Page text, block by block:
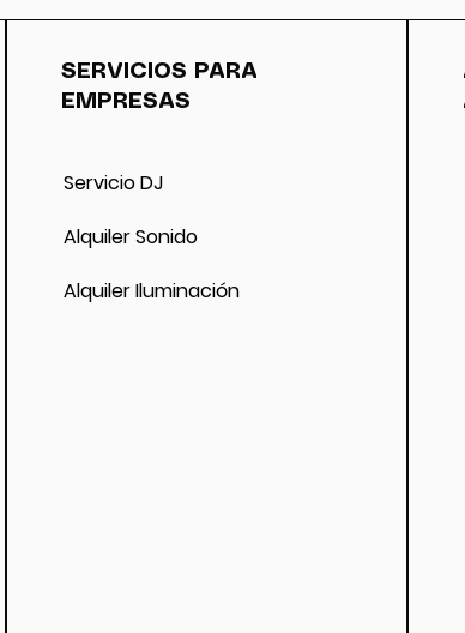
el evento por condiciones meteorológicas
pero sí queda bloqueado el importe de la
SERVICIOS PARA
EMPRESAS
Servicio DJ
Alquiler Sonido
Alquiler Iluminación